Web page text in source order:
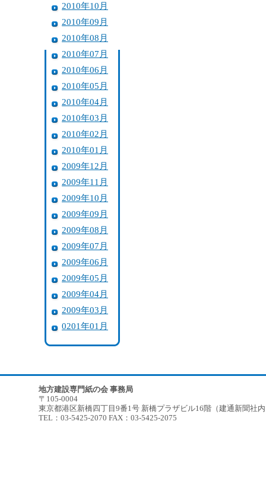
2010年10月
2010年09月
2010年08月
2010年07月
2010年06月
2010年05月
2010年04月
2010年03月
2010年02月
2010年01月
2009年12月
2009年11月
2009年10月
2009年09月
2009年08月
2009年07月
2009年06月
2009年05月
2009年04月
2009年03月
0201年01月
地方建設専門紙の会 事務局
〒105-0004
東京都港区新橋四丁目9番1号 新橋プラザビル16階（建通新聞社
TEL：03-5425-2070 FAX：03-5425-2075